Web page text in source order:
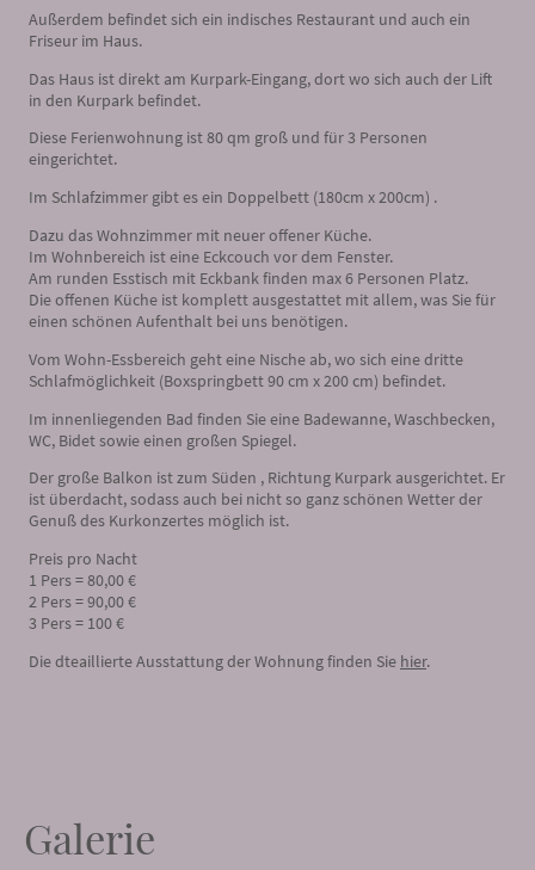
Außerdem befindet sich ein indisches Restaurant und auch ein
Friseur im Haus.
Das Haus ist direkt am Kurpark-Eingang, dort wo sich auch der Lift
in den Kurpark befindet.
Diese Ferienwohnung ist 80 qm groß und für 3 Personen
eingerichtet.
Im Schlafzimmer gibt es ein Doppelbett (180cm x 200cm) .
Dazu das Wohnzimmer mit neuer offener Küche.
Im Wohnbereich ist eine Eckcouch vor dem Fenster.
Am runden Esstisch mit Eckbank finden max 6 Personen Platz.
Die offenen Küche ist komplett ausgestattet mit allem, was Sie für
einen schönen Aufenthalt bei uns benötigen.
Vom Wohn-Essbereich geht eine Nische ab, wo sich eine dritte
Schlafmöglichkeit (Boxspringbett 90 cm x 200 cm) befindet.
Im innenliegenden Bad finden Sie eine Badewanne, Waschbecken,
WC, Bidet sowie einen großen Spiegel.
Der große Balkon ist zum Süden , Richtung Kurpark ausgerichtet. Er
ist überdacht, sodass auch bei nicht so ganz schönen Wetter der
Genuß des Kurkonzertes möglich ist.
Preis pro Nacht
1 Pers = 80,00 €
2 Pers = 90,00 €
3 Pers = 100 €
Die dteaillierte Ausstattung der Wohnung finden Sie hier.
Galerie